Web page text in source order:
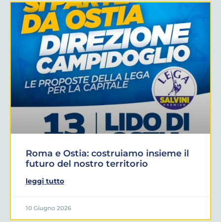
Roma e Ostia: costruiamo insieme il
futuro del nostro territorio
leggi tutto
10 Giugno 2026